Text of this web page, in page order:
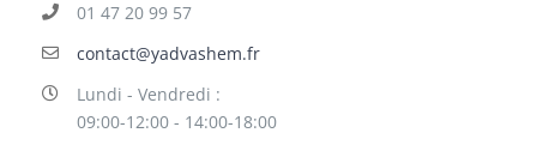
01 47 20 99 57
contact@yadvashem.fr
Lundi - Vendredi :
09:00-12:00 - 14:00-18:00